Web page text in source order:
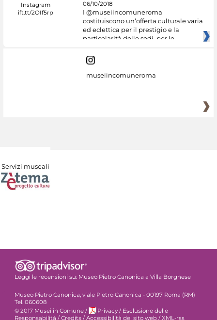
06/10/2018
I @museiincomuneroma
costituiscono un’offerta culturale varia
ed eclettica per il prestigio e la
particolarità delle sedi, per le
museiincomuneroma
Servizi museali
Leggi le recensioni su: Museo Pietro Canonica a Villa Borghese
Museo Pietro Canonica, viale Pietro Canonica - 00197 Roma (RM)
Tel. 060608
© 2017 Musei in Comune / Privacy / Esclusione delle
Responsabilità /Credits /Accessibilità del sito web /XML-rss